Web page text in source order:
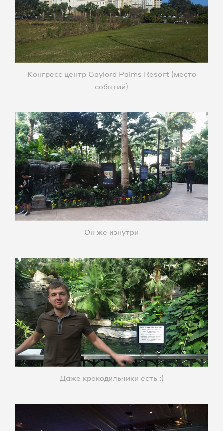
Конгресс центр Gaylord Palms Resort (место
событий)
Он же изнутри
Даже крокодильчики есть :)